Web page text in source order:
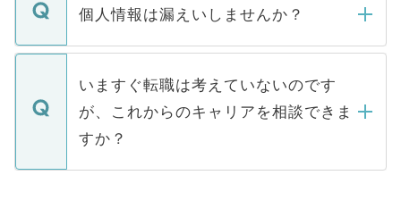
■応募殺到を避けるため 人気のある医療機
関を公にしてしまうと、応募が殺到する場
に、医療機関が求める条件に合った人材の
みを人材紹介会社に依頼するケースが増え
ています。
ん。また、仮に応募先から内定をいただい
定を承諾する必要はありません。内定先へ
の辞退の連絡はキャリアパートナーが行い
個人情報は漏えいしませんか？
個人情報が漏えいすることはありませんの
で、ご安心ください。当サイトからの登録
などで収集したご登録者様の個人情報は、
ご本人のキャリアアップおよび転職活動の
支援を目的に使用いたします。お預かりし
ているすべての個人データはご本人の許可
いますぐ転職は考えていないのです
が、これからのキャリアを相談できま
すか？